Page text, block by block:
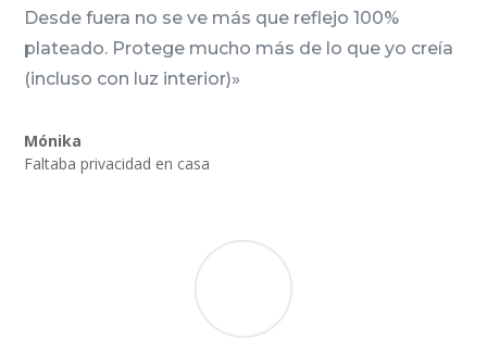
Desde fuera no se ve más que reflejo 100%
plateado. Protege mucho más de lo que yo creía
(incluso con luz interior)»
Mónika
Faltaba privacidad en casa